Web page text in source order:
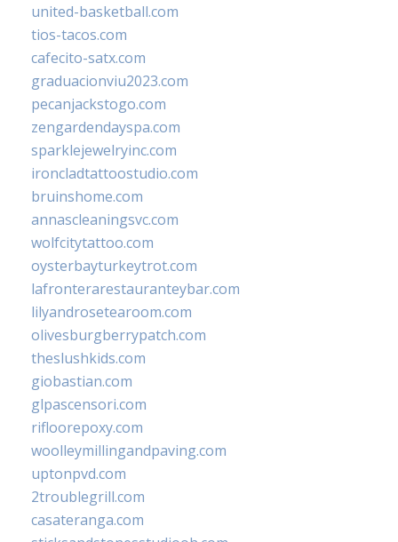
united-basketball.com
tios-tacos.com
cafecito-satx.com
graduacionviu2023.com
pecanjackstogo.com
zengardendayspa.com
sparklejewelryinc.com
ironcladtattoostudio.com
bruinshome.com
annascleaningsvc.com
wolfcitytattoo.com
oysterbayturkeytrot.com
lafronterarestauranteybar.com
lilyandrosetearoom.com
olivesburgberrypatch.com
theslushkids.com
giobastian.com
glpascensori.com
rifloorepoxy.com
woolleymillingandpaving.com
uptonpvd.com
2troublegrill.com
casateranga.com